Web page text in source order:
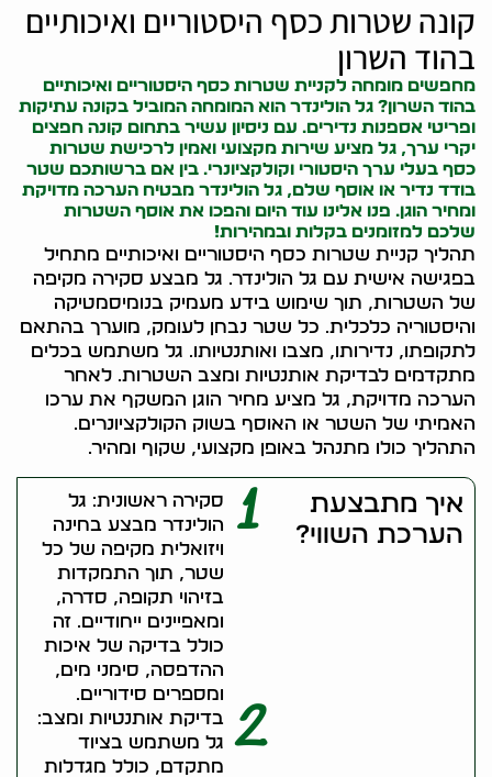
קונה שטרות כסף היסטוריים ואיכותיים
בהוד השרון
מחפשים מומחה לקניית שטרות כסף היסטוריים ואיכותיים
בהוד השרון? גל הולינדר הוא המומחה המוביל בקונה עתיקות
ופריטי אספנות נדירים. עם ניסיון עשיר בתחום קונה חפצים
יקרי ערך, גל מציע שירות מקצועי ואמין לרכישת שטרות
כסף בעלי ערך היסטורי וקולקציונרי. בין אם ברשותכם שטר
בודד נדיר או אוסף שלם, גל הולינדר מבטיח הערכה מדויקת
ומחיר הוגן. פנו אלינו עוד היום והפכו את אוסף השטרות
שלכם למזומנים בקלות ובמהירות!
תהליך קניית שטרות כסף היסטוריים ואיכותיים מתחיל
בפגישה אישית עם גל הולינדר. גל מבצע סקירה מקיפה
של השטרות, תוך שימוש בידע מעמיק בנומיסמטיקה
והיסטוריה כלכלית. כל שטר נבחן לעומק, מוערך בהתאם
לתקופתו, נדירותו, מצבו ואותנטיותו. גל משתמש בכלים
מתקדמים לבדיקת אותנטיות ומצב השטרות. לאחר
הערכה מדויקת, גל מציע מחיר הוגן המשקף את ערכו
האמיתי של השטר או האוסף בשוק הקולקציונרים.
התהליך כולו מתנהל באופן מקצועי, שקוף ומהיר.
איך מתבצעת
הערכת השווי?
1
סקירה ראשונית: גל
הולינדר מבצע בחינה
ויזואלית מקיפה של כל
שטר, תוך התמקדות
בזיהוי תקופה, סדרה,
ומאפיינים ייחודיים. זה
כולל בדיקה של איכות
ההדפסה, סימני מים,
ומספרים סידוריים.
2 בדיקת אותנטיות ומצב:
גל משתמש בציוד
מתקדם, כולל מגדלות